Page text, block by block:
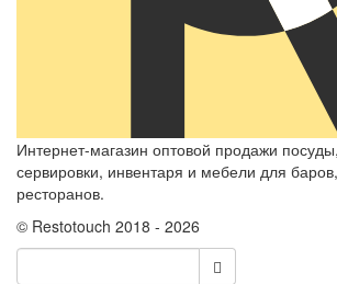
Интернет-магазин оптовой продажи
сервировки, инвентаря и мебели для
ресторанов.
© Restotouch 2018 - 2026